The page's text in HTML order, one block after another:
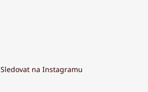
Sledovat na Instagramu